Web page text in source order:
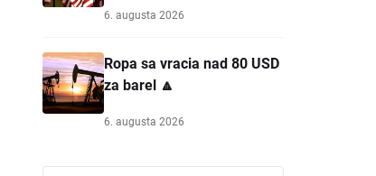
6. augusta 2026
Ropa sa vracia nad 80 USD
za barel 🔼
6. augusta 2026